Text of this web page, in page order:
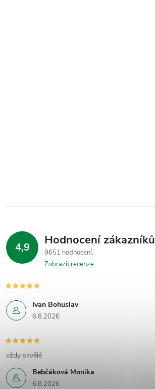
4,9 Hodnocení zákazníků
9651 hodnocení
Zobrazit recenze
Ivan Bohuslav
6.8.2026
Bebčáková Monika
6.8.2026
vždy skvělé